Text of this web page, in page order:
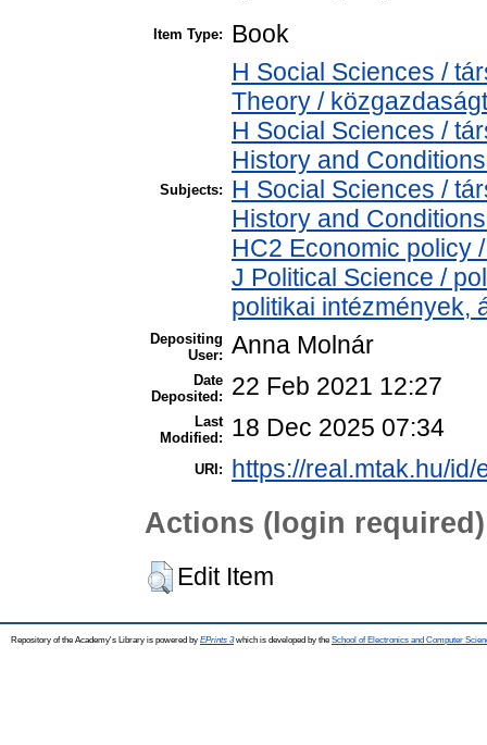
Item Type: Book
Subjects:
H Social Sciences /
Theory /
H Social Sciences /
History and
H Social Sciences /
History and
HC2 Economic policy
J Political Science /
politikai intézmények,
Depositing
User: Anna Molnár
Date
Deposited:
22 Feb 2021 12:27
Last
Modified:
18 Dec 2025 07:34
URI: https://real.mtak.hu/id/
Actions (login required)
Edit Item
Repository of the Academy's Library is powered by EPrints 3which is developed by the School of Electronics and Computer